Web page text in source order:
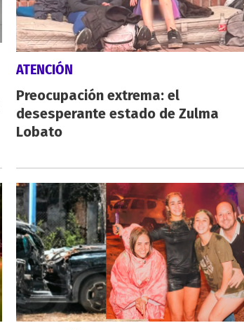
ATENCIÓN
Preocupación extrema: el
desesperante estado de Zulma
Lobato